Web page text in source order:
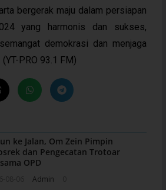
bergerak maju dalam persiapan
yang harmonis dan sukses,
demokrasi dan menjaga
PRO 93.1 FM)
ke Jalan, Om Zein Pimpin
dan Pengecatan Trotoar
OPD
Admin